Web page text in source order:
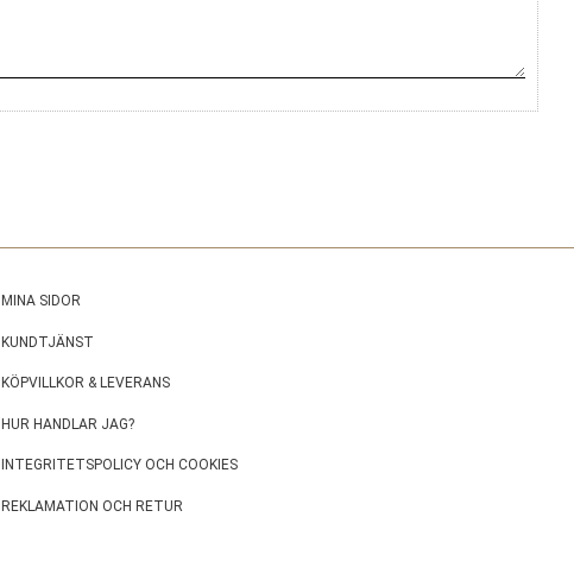
MINA SIDOR
KUNDTJÄNST
KÖPVILLKOR & LEVERANS
HUR HANDLAR JAG?
INTEGRITETSPOLICY OCH COOKIES
REKLAMATION OCH RETUR